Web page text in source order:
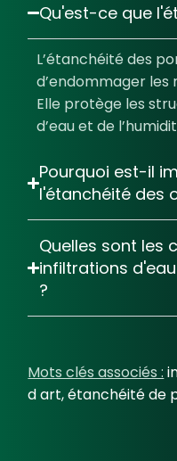
Qu'est-ce que
L’étanchéité des
d’endommager
Elle protège les
d’eau et de
Pourquoi est-il
l'étanchéité des
Quelles sont les
infiltrations
?
Mots clés associés :
d art, étanchéité de